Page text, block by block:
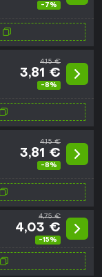
-7%
4,15 €
3,81 €
-8%
4,15 €
3,81 €
-8%
4,75 €
4,03 €
-15%